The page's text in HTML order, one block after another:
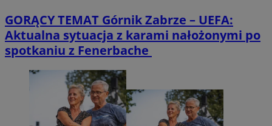
GORĄCY TEMAT Górnik Zabrze – UEFA:
Aktualna sytuacja z karami nałożonymi po
spotkaniu z Fenerbache